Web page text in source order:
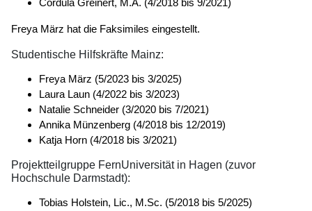
Cordula Greinert, M.A. (4/2018 bis 9/2021)
Freya März hat die Faksimiles eingestellt.
Studentische Hilfskräfte Mainz:
Freya März (5/2023 bis 3/2025)
Laura Laun (4/2022 bis 3/2023)
Natalie Schneider (3/2020 bis 7/2021)
Annika Münzenberg (4/2018 bis 12/2019)
Katja Horn (4/2018 bis 3/2021)
Projektteilgruppe FernUniversität in Hagen (zuvor
Hochschule Darmstadt):
Tobias Holstein, Lic., M.Sc. (5/2018 bis 5/2025)